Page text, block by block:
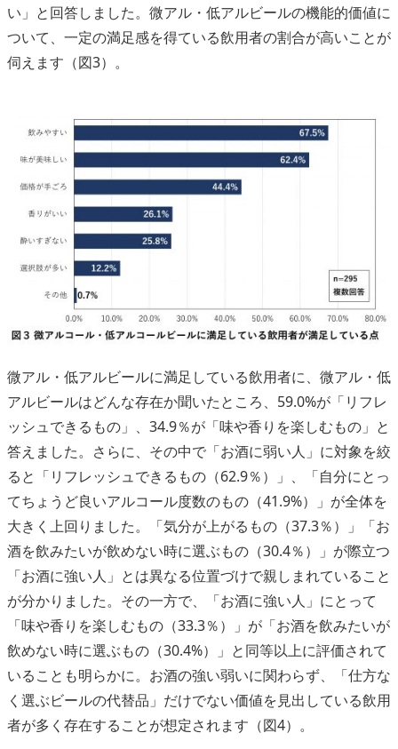
い」と回答しました。微アル・低アルビールの機能的価値に
ついて、一定の満足感を得ている飲用者の割合が高いことが
伺えます（図3）。
微アル・低アルビールに満足している飲用者に、微アル・低
アルビールはどんな存在か聞いたところ、59.0%が「リフレ
ッシュできるもの」、34.9％が「味や香りを楽しむもの」と
答えました。さらに、その中で「お酒に弱い人」に対象を絞
ると「リフレッシュできるもの（62.9％）」、「自分にとっ
てちょうど良いアルコール度数のもの（41.9%）」が全体を
大きく上回りました。「気分が上がるもの（37.3％）」「お
酒を飲みたいが飲めない時に選ぶもの（30.4％）」が際立つ
「お酒に強い人」とは異なる位置づけで親しまれていること
が分かりました。その一方で、「お酒に強い人」にとって
「味や香りを楽しむもの（33.3％）」が「お酒を飲みたいが
飲めない時に選ぶもの（30.4%）」と同等以上に評価されて
いることも明らかに。お酒の強い弱いに関わらず、「仕方な
く選ぶビールの代替品」だけでない価値を見出している飲用
者が多く存在することが想定されます（図4）。